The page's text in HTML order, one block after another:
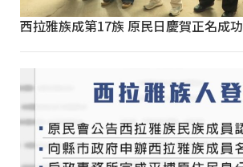
西拉雅族成第17族 原民日慶賀正名成功